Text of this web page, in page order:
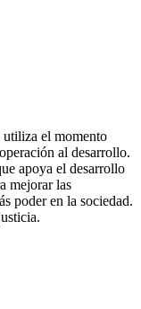
utiliza el momento
al desarrollo.
apoya el desarrollo
mejorar las
poder en la sociedad.